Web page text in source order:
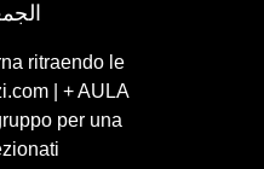
الجمعة،
ritraendo le
| + AULA
per una